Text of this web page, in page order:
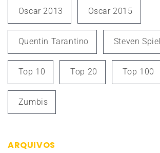
Oscar 2013 Oscar 2015
Quentin Tarantino Steven
Top 10 Top 20 Top 100
Zumbis
ARQUIVOS